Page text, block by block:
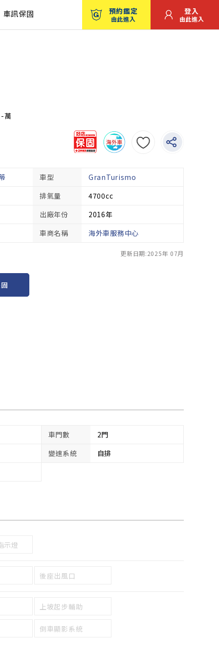
車訊保固 預約鑑定
由此進入
登入
由此進入
-萬
車型
GranTurismo
排氣量
4700cc
出廠年份
2016年
車商名稱 海外車服務中心
更新日期:2025年 07月
車門數
2門
變速系統
自排
示燈
後座出風口
上坡起步輔助
倒車顯影系統